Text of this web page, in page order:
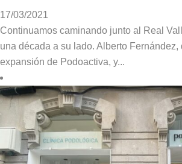
17/03/2021
Continuamos caminando junto al Real
una década a su lado. Alberto Fernández,
expansión de Podoactiva, y...